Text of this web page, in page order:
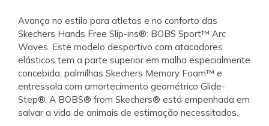
Avança no estilo para atletas e no conforto das
Skechers Hands Free Slip-ins®: BOBS Sport™ Arc
Waves. Este modelo desportivo com atacadores
elásticos tem a parte superior em malha especialmente
concebida, palmilhas Skechers Memory Foam™ e
entressola com amortecimento geométrico Glide-
Step®. A BOBS® from Skechers® está empenhada em
salvar a vida de animais de estimação necessitados.